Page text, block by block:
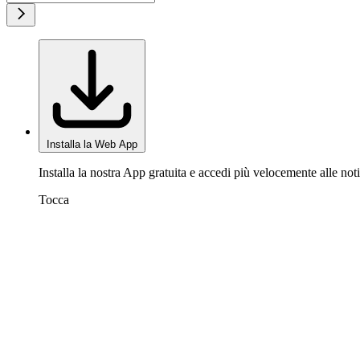
Installa la Web App
Installa la nostra App gratuita e accedi più velocemente alle
Tocca